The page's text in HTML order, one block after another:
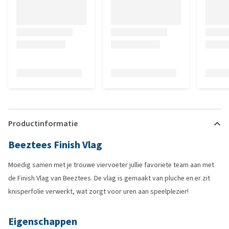
Productinformatie
Beeztees Finish Vlag
Moedig samen met je trouwe viervoeter jullie favoriete team aan met
de Finish Vlag van Beeztees. De vlag is gemaakt van pluche en er zit
knisperfolie verwerkt, wat zorgt voor uren aan speelplezier!
Eigenschappen